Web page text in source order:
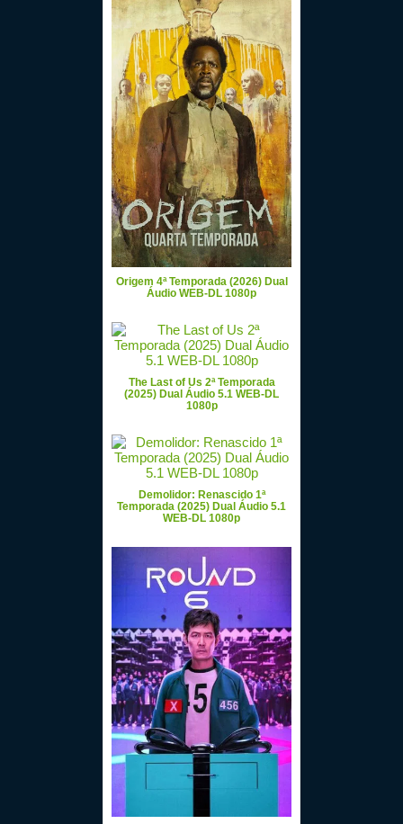
Origem 4ª Temporada (2026) Dual
Áudio WEB-DL 1080p
The Last of Us 2ª Temporada
(2025) Dual Áudio 5.1 WEB-DL
1080p
Demolidor: Renascido 1ª
Temporada (2025) Dual Áudio 5.1
WEB-DL 1080p